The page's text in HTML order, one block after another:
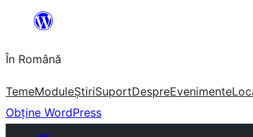
conținut
În Română
TemeModuleȘtiriSuportDespreEvenimente
Obține WordPress